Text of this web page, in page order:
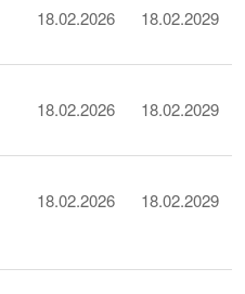
18.02.2026 18.02.2029
18.02.2026 18.02.2029
18.02.2026 18.02.2029